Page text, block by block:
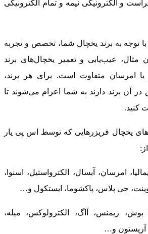
و الکترونیکی نیمه و تمام الکترونیکی
توجه به برند یخچال شما، تخصص و تجربه
مثال، عیب‌یابی و تعمیر یخچال‌های برند
یا امرسان متفاوت است. برای هر برند،
آن برند دارند به شما اعزام می‌شوند تا
کنید.
یخچال فریزرهایی که توسط اس پی یار
امرسان، آبسال، الکترواستیل، اسنوا،
جی پلاس، پاکشوما، ایستکول و…
بوش، زیمنس، آاگ، الکترولوکس، میله،
آریستون و…